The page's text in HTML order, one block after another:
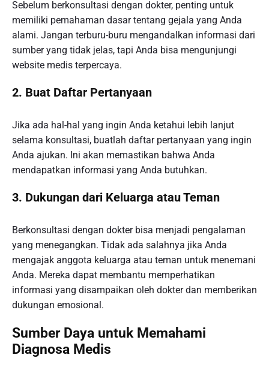
Sebelum berkonsultasi dengan dokter, penting untuk
memiliki pemahaman dasar tentang gejala yang Anda
alami. Jangan terburu-buru mengandalkan informasi dari
sumber yang tidak jelas, tapi Anda bisa mengunjungi
website medis terpercaya.
2. Buat Daftar Pertanyaan
Jika ada hal-hal yang ingin Anda ketahui lebih lanjut
selama konsultasi, buatlah daftar pertanyaan yang ingin
Anda ajukan. Ini akan memastikan bahwa Anda
mendapatkan informasi yang Anda butuhkan.
3. Dukungan dari Keluarga atau Teman
Berkonsultasi dengan dokter bisa menjadi pengalaman
yang menegangkan. Tidak ada salahnya jika Anda
mengajak anggota keluarga atau teman untuk menemani
Anda. Mereka dapat membantu memperhatikan
informasi yang disampaikan oleh dokter dan memberikan
dukungan emosional.
Sumber Daya untuk Memahami
Diagnosa Medis